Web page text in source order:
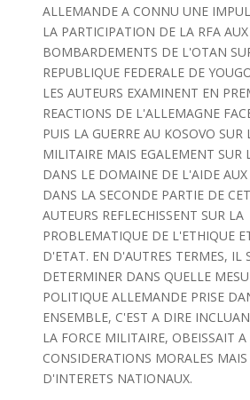
ALLEMANDE A CONNU UNE
LA PARTICIPATION DE LA RFA AUX
BOMBARDEMENTS DE L'OTAN
REPUBLIQUE FEDERALE DE
LES AUTEURS EXAMINENT EN
REACTIONS DE L'ALLEMAGNE
PUIS LA GUERRE AU KOSOVO SUR
MILITAIRE MAIS EGALEMENT SUR
DANS LE DOMAINE DE L'AIDE AUX
DANS LA SECONDE PARTIE DE
AUTEURS REFLECHISSENT SUR LA
PROBLEMATIQUE DE L'ETHIQUE
D'ETAT. EN D'AUTRES TERMES, IL
DETERMINER DANS QUELLE
POLITIQUE ALLEMANDE PRISE
ENSEMBLE, C'EST A DIRE
LA FORCE MILITAIRE, OBEISSAIT A
CONSIDERATIONS MORALES MAIS
D'INTERETS NATIONAUX.